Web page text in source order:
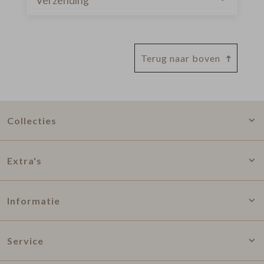
Terug naar boven
Collecties
Extra's
Informatie
Service